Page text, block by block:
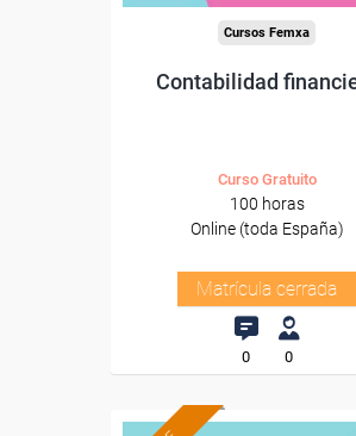
Cursos Femxa
Contabilidad
Curso Gratuito
100 horas
Online (toda España)
Matrícula cerrada
0 0